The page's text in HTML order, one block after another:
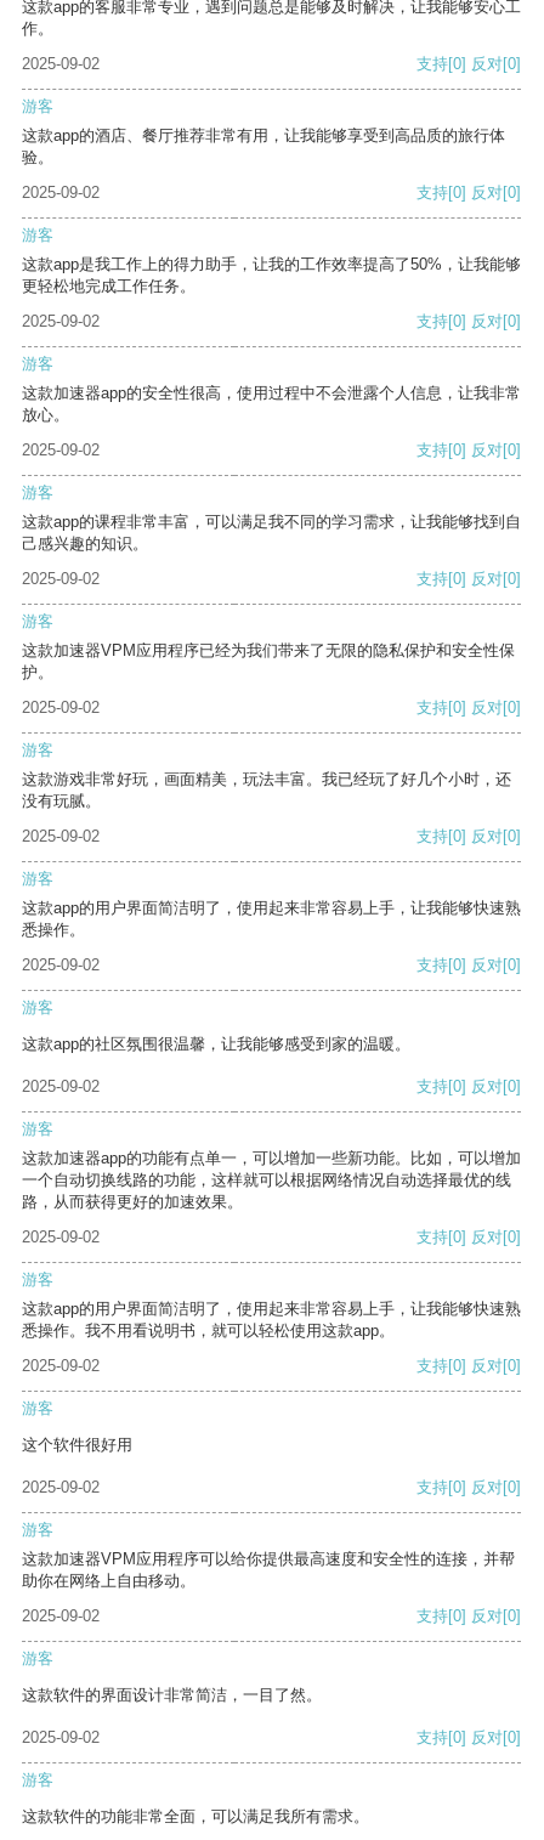
这款app的客服非常专业，遇到问题总是能够及时解决，让我能够安心工
作。
2025-09-02
支持[0] 反对[0]
游客
这款app的酒店、餐厅推荐非常有用，让我能够享受到高品质的旅行体
验。
2025-09-02
支持[0] 反对[0]
游客
这款app是我工作上的得力助手，让我的工作效率提高了50%，让我能够
更轻松地完成工作任务。
2025-09-02
支持[0] 反对[0]
游客
这款加速器app的安全性很高，使用过程中不会泄露个人信息，让我非常
放心。
2025-09-02
支持[0] 反对[0]
游客
这款app的课程非常丰富，可以满足我不同的学习需求，让我能够找到自
己感兴趣的知识。
2025-09-02
支持[0] 反对[0]
游客
这款加速器VPM应用程序已经为我们带来了无限的隐私保护和安全性保
护。
2025-09-02
支持[0] 反对[0]
游客
这款游戏非常好玩，画面精美，玩法丰富。我已经玩了好几个小时，还
没有玩腻。
2025-09-02
支持[0] 反对[0]
游客
这款app的用户界面简洁明了，使用起来非常容易上手，让我能够快速熟
悉操作。
2025-09-02
支持[0] 反对[0]
游客
这款app的社区氛围很温馨，让我能够感受到家的温暖。
2025-09-02 支持[0] 反对[0]
游客
这款加速器app的功能有点单一，可以增加一些新功能。比如，可以增加
一个自动切换线路的功能，这样就可以根据网络情况自动选择最优的线
路，从而获得更好的加速效果。
2025-09-02
支持[0] 反对[0]
游客
这款app的用户界面简洁明了，使用起来非常容易上手，让我能够快速熟
悉操作。我不用看说明书，就可以轻松使用这款app。
2025-09-02
支持[0] 反对[0]
游客
这个软件很好用
2025-09-02 支持[0] 反对[0]
游客
这款加速器VPM应用程序可以给你提供最高速度和安全性的连接，并帮
助你在网络上自由移动。
2025-09-02
支持[0] 反对[0]
游客
这款软件的界面设计非常简洁，一目了然。
2025-09-02 支持[0] 反对[0]
游客
这款软件的功能非常全面，可以满足我所有需求。